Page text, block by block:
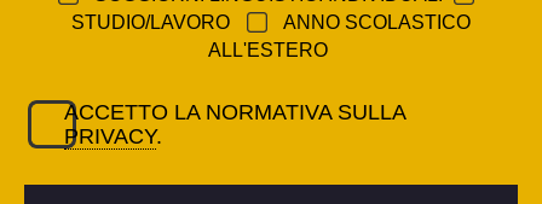
STUDIO/LAVORO
ANNO SCOLASTICO
ALL'ESTERO
ACCETTO LA NORMATIVA SULLA
PRIVACY.